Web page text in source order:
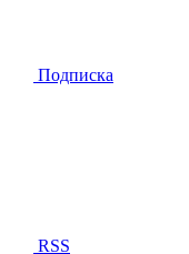
Подписка
RSS